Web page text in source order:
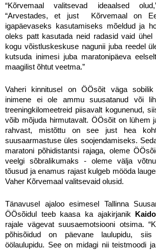
“Kõrvemaal valitsevad ideaalsed
“Arvestades, et just Kõrvemaal on
igapäevaseks kasutamiseks mõeldud ja
oleks patt kasutada neid radasid vaid ühel
kogu võistluskeskuse nagunii juba reedel
kutsuda inimesi juba maratonipäeva
maagilist õhtut veetma.”
Vaheri kinnitusel on ÖÖsõit väga sobilik
inimene ei ole ammu suusatanud või
treeningkilomeetreid piisavalt kogunenud,
võib mõjuda hirmutavalt. ÖÖsõit on lühem
rahvast, mistõttu on see just hea
suusaarmastuse üles soojendamiseks.
maratoni põhidistantsi rajaga, oleme
veelgi sõbralikumaks - oleme välja
tõusud ja enamus rajast kulgeb mööda
Vaher Kõrvemaal valitsevaid olusid.
Tänavusel ajaloo esimesel Tallinna
ÖÖsõidul teeb kaasa ka ajakirjanik
rajale vägevat suusaemotsiooni otsima.
põhisõidud on päevane laulupidu,
öölaulupidu. See on midagi nii teistmoodi